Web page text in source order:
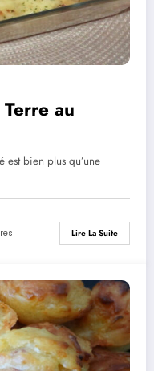
au
est bien plus qu’une
Lire La Suite